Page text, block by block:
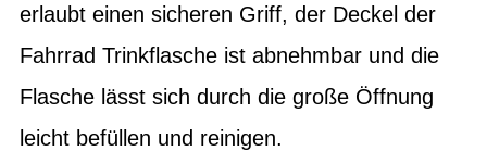
erlaubt einen sicheren Griff, der Deckel der
Fahrrad Trinkflasche ist abnehmbar und die
Flasche lässt sich durch die große Öffnung
leicht befüllen und reinigen.